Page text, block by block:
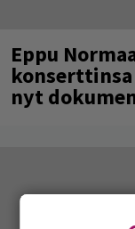
Eppu
konserttinsa
nyt